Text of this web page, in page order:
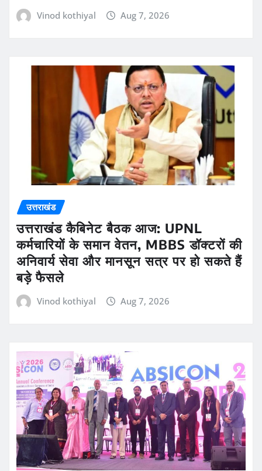
Vinod kothiyal Aug 7, 2026
उत्तराखंड
उत्तराखंड कैबिनेट बैठक आज: UPNL
कर्मचारियों के समान वेतन, MBBS डॉक्टरों की
अनिवार्य सेवा और मानसून सत्र पर हो सकते हैं
बड़े फैसले
Vinod kothiyal Aug 7, 2026